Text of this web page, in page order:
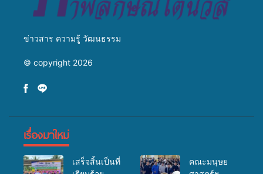
ข่าวสาร ความรู้ วัฒนธรรม
© copyright 2026
เรื่องมาใหม่
เสร็จสิ้นเป็นที่
คณะมนุษย